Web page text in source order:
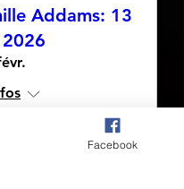
Addams: 13
Facebook